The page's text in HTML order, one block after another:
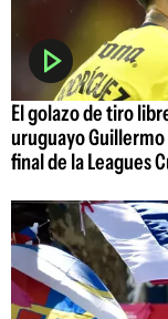
El golazo de tiro
uruguayo
final de la Leagues